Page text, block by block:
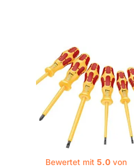
Bewertet mit5.0 von